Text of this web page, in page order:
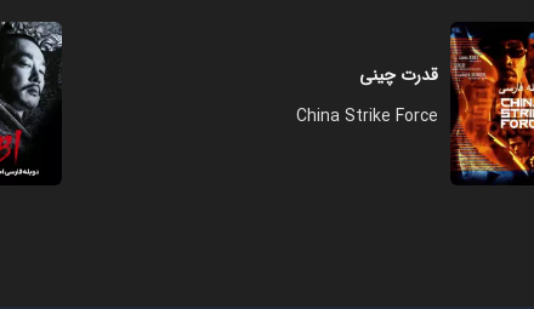
قدرت چینی
China Strike Force